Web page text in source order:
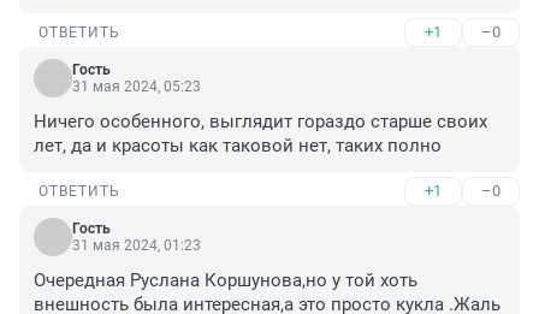
ОТВЕТИТЬ +1 –0
Гость
31 мая 2024, 05:23
Ничего особенного, выглядит гораздо старше своих
лет, да и красоты как таковой нет, таких полно
ОТВЕТИТЬ +1 –0
Гость
31 мая 2024, 01:23
Очередная Руслана Коршунова,но у той хоть
внешность была интересная,а это просто кукла .Жаль